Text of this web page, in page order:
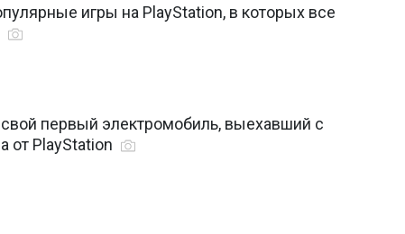
игры на PlayStation, в которых все
первый электромобиль, выехавший с
от PlayStation